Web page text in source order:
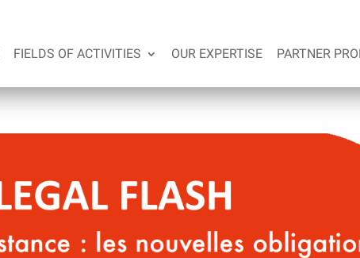
FIELDS OF ACTIVITIES OUR EXPERTISE PARTNER